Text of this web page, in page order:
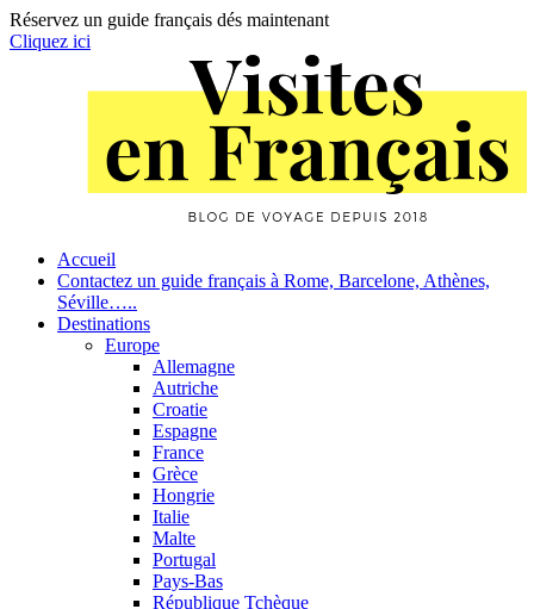
Réservez un guide français dés maintenant
Cliquez ici
Primary
Navigation
Accueil
Contactez un guide français à Rome, Barcelone, Athènes,
Séville…..
Destinations
Europe
Allemagne
Autriche
Croatie
Espagne
France
Grèce
Hongrie
Italie
Malte
Portugal
Pays-Bas
République Tchèque